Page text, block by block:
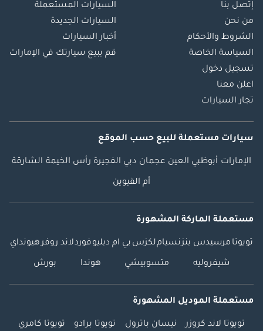
إتصل بنا
من نحن
الشروط والأحكام
السياسة الخاصة
تسجيل دخول
اعلن معنا
تجار السيارات
السيارات المستعملة
السيارات الجديدة
أخبار السيارات
قم ببيع سيارتك في الإمارات
سيارات مستعملة للبيع حسب الموقع
الإمارات أبوظبي العين عجمان دبي الفجيرة رأس الخيمة الشارقة
أم القيوين
مستعملة الماركة المشهورة
تويوتا مرسيدس بنزنسياملكزس بي ام دبليوفوردلاند روفرهيونداي
شيفروليه متسوبيشي هوندا بورش
مستعملة الموديل المشهورة
تويوتا لاند كروزر نيسان باترول تويوتا برادو تويوتا كامري